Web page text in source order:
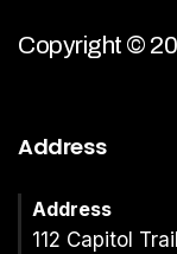
Copyright ©
Address
Address
112 Capitol